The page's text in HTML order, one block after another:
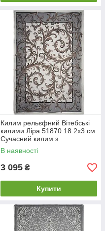
Килим рельєфний Вітебські
килими Ліра 51870 18 2х3 см
Сучасний килим з
рельєфною текстурою
М'який килим
В наявності
3 095 ₴
Купити